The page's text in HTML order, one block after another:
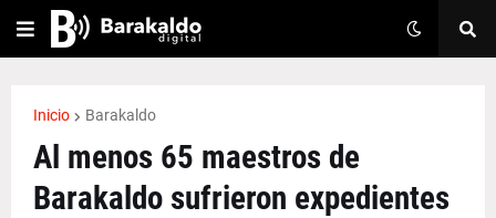
Inicio Barakaldo
Al menos 65 maestros de
Barakaldo sufrieron expedientes